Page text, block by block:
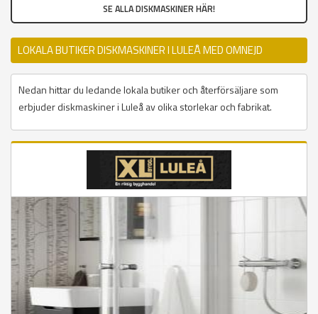
SE ALLA DISKMASKINER HÄR!
LOKALA BUTIKER DISKMASKINER I LULEÅ MED OMNEJD
Nedan hittar du ledande lokala butiker och återförsäljare som
erbjuder diskmaskiner i Luleå av olika storlekar och fabrikat.